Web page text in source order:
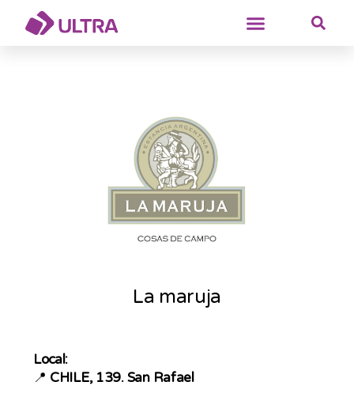
La maruja
Local:
📍 CHILE, 139. San Rafael